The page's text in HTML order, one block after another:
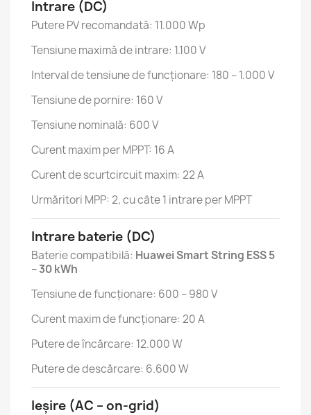
Intrare (DC)
Putere PV recomandată: 11.000 Wp
Tensiune maximă de intrare: 1.100 V
Interval de tensiune de funcționare: 180 – 1.000 V
Tensiune de pornire: 160 V
Tensiune nominală: 600 V
Curent maxim per MPPT: 16 A
Curent de scurtcircuit maxim: 22 A
Urmăritori MPP: 2, cu câte 1 intrare per MPPT
Intrare baterie (DC)
Baterie compatibilă: Huawei Smart String ESS 5
– 30 kWh
Tensiune de funcționare: 600 – 980 V
Curent maxim de funcționare: 20 A
Putere de încărcare: 12.000 W
Putere de descărcare: 6.600 W
Ieșire (AC – on-grid)